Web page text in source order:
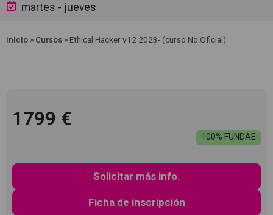
martes - jueves
Inicio » Cursos » Ethical Hacker v12 2023- (curso No Oficial)
1799 €
100% FUNDAE
Solicitar más info.
Ficha de inscripción